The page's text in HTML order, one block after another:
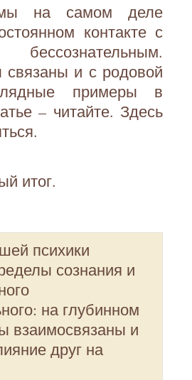
на самом деле
контакте с
бессознательным.
и с родовой
примеры в
– читайте. Здесь
итог.
психики
сознания и
на глубинном
взаимосвязаны и
друг на